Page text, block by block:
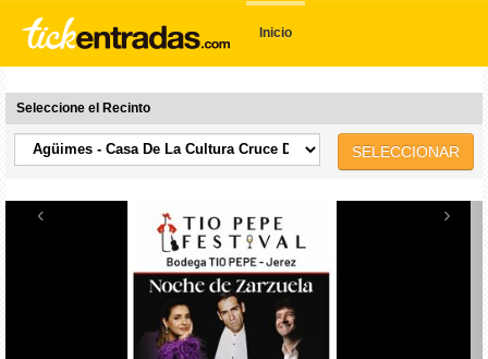
Inicio
Seleccione el Recinto
SELECCIONAR
‹ ›